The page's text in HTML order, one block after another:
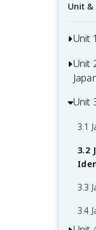
Unit &
Unit
1.1
1.2
1.4
/ 日
Unit
2.1
2.3
2.4
的
Unit
3.1
3.2
3.3
3.4